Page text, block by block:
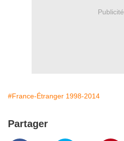
Publicité
#France-Étranger 1998-2014
Partager